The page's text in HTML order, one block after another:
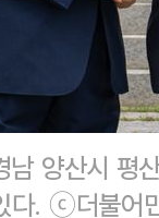
양산시 평
다. ⓒ더불어